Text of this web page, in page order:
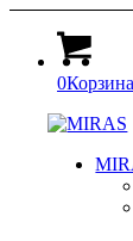
0Корзина